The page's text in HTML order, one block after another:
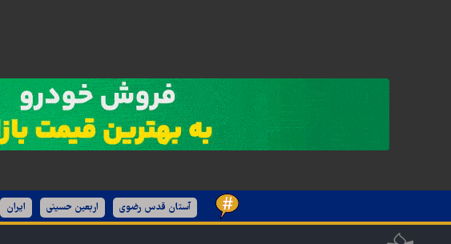
آستان قدس رضوی اربعین حسینی ایران